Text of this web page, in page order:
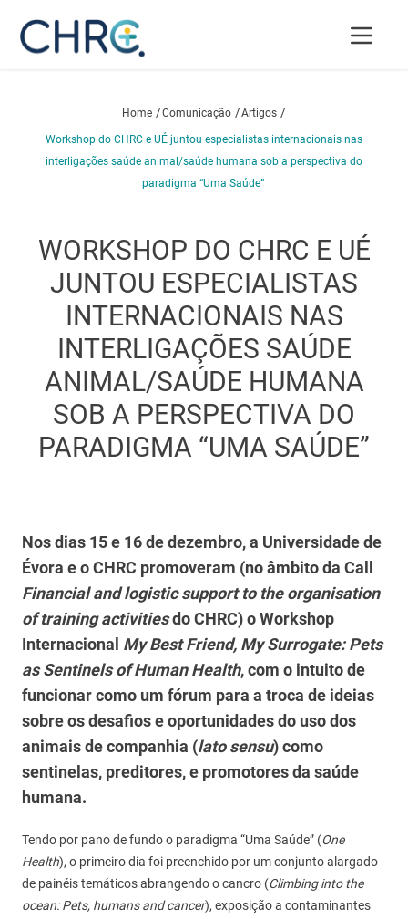
Home /Comunicação /Artigos /
Workshop do CHRC e UÉ juntou especialistas internacionais nas
interligações saúde animal/saúde humana sob a perspectiva do
paradigma “Uma Saúde”
WORKSHOP DO CHRC E UÉ
JUNTOU ESPECIALISTAS
INTERNACIONAIS NAS
INTERLIGAÇÕES SAÚDE
ANIMAL/SAÚDE HUMANA
SOB A PERSPECTIVA DO
PARADIGMA “UMA SAÚDE”
Nos dias 15 e 16 de dezembro, a Universidade de
Évora e o CHRC promoveram (no âmbito da Call
Financial and logistic support to the organisation
of training activitiesdo CHRC) o Workshop
Internacional My Best Friend, My Surrogate: Pets
as Sentinels of Human Health, com o intuito de
funcionar como um fórum para a troca de ideias
sobre os desafios e oportunidades do uso dos
animais de companhia (lato sensu) como
sentinelas, preditores, e promotores da saúde
humana.
Tendo por pano de fundo o paradigma “Uma Saúde” (One
Health), o primeiro dia foi preenchido por um conjunto alargado
de painéis temáticos abrangendo o cancro (Climbing into the
ocean: Pets, humans and cancer), exposição a contaminantes